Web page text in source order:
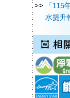
>>
「115
水提升